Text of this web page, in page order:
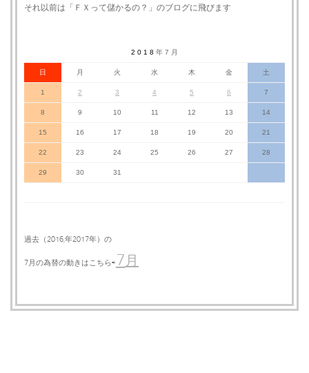
それ以前は「ＦＸって儲かるの？」のブログに飛びます
2 0 1 8 年 7 月
日 月 火 水 木 金 土
1 2 3 4 5 6 7
8 9 10 11 12 13 14
15 16 17 18 19 20 21
22 23 24 25 26 27 28
29 30 31
過去（2016,年2017年）の
7月の為替の動きはこちら⇨ 7 月